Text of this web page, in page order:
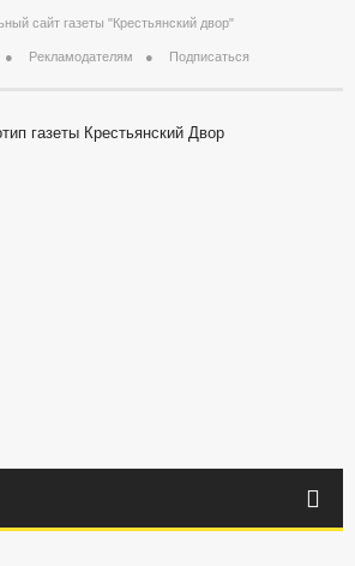
сайт газеты "Крестьянский двор"
Рекламодателям Подписаться